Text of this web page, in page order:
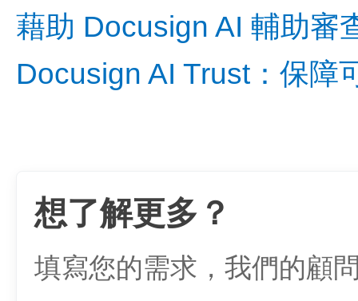
藉助 Docusign AI 輔助審
Docusign AI Trust：保障
想了解更多？
填寫您的需求，我們的顧